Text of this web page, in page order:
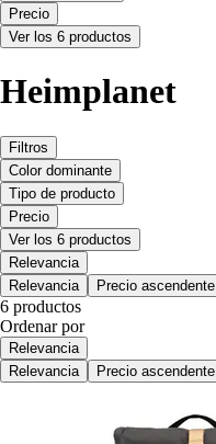
Precio
Ver los 6 productos
Heimplanet
Filtros
Color dominante
Tipo de producto
Precio
Ver los 6 productos
Relevancia
Relevancia
Precio ascendente
6 productos
Ordenar por
Relevancia
Relevancia
Precio ascendente